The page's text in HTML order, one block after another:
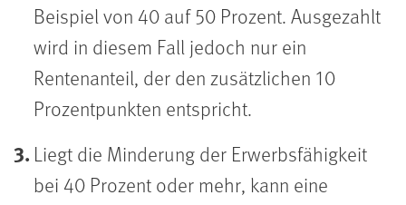
Beispiel von 40 auf 50 Prozent. Ausgezahlt
wird in diesem Fall jedoch nur ein
Rentenanteil, der den zusätzlichen 10
Prozentpunkten entspricht.
Liegt die Minderung der Erwerbsfähigkeit
bei 40 Prozent oder mehr, kann eine